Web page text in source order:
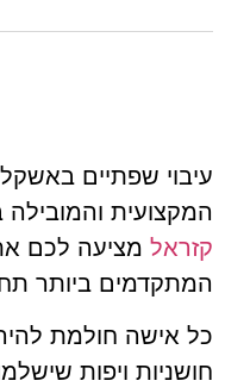
עיבוי שפתיים
המקצועית
קזראל מציעה לכם
המתקדמים ביותר
כל אישה חולמת
חושניות ויפות